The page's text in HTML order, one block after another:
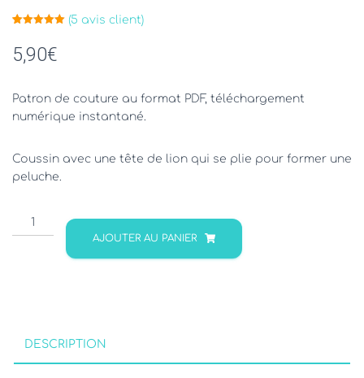
basé sur
notations
(5 avis client)
5,90€
Patron de couture au format PDF, téléchargement
numérique instantané.
Coussin avec une tête de lion qui se plie pour former une
peluche.
quantité
de
AJOUTER AU PANIER
DESCRIPTION